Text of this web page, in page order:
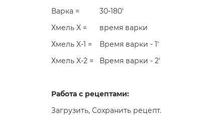
Варка =
30-180'
Хмель X =
время варки
Хмель X-1 =
Время варки - 1'
Хмель X-2 =
Время варки - 2'
Работа с рецептами:
Загрузить, Сохранить рецепт.